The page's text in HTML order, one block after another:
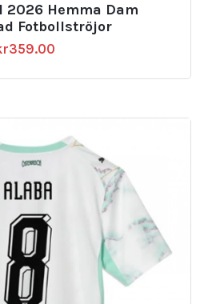
2026 Hemma Dam
Fotbollströjor
359.00